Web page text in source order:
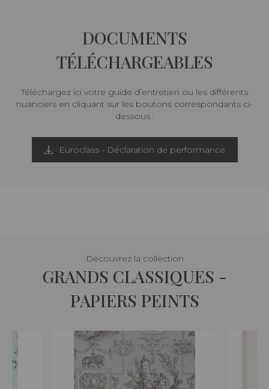
DOCUMENTS
TÉLÉCHARGEABLES
Téléchargez ici votre guide d’entretien ou les différents
nuanciers en cliquant sur les boutons correspondants ci-
dessous :
Euroclass - Déclaration de performance
Découvrez la collection
GRANDS CLASSIQUES -
PAPIERS PEINTS